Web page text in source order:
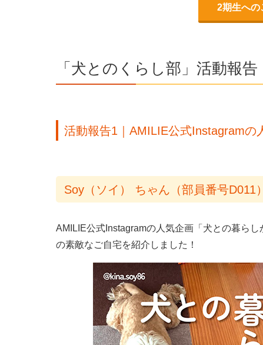
2期生への
「犬とのくらし部」活動報告
活動報告1｜AMILIE公式Instagramの
Soy（ソイ） ちゃん（部員番号D011）
AMILIE公式Instagramの人気企画「犬との暮ら
の素敵なご自宅を紹介しました！